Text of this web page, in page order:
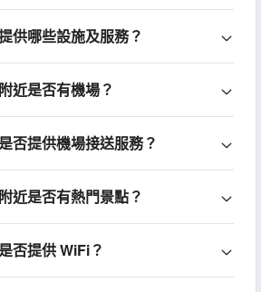
供哪些設施及服務？
近是否有機場？
否提供機場接送服務？
近是否有熱門景點？
否提供 WiFi？